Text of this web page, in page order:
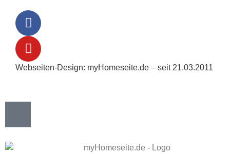
Webseiten-Design: myHomeseite.de – seit 21.03.2011